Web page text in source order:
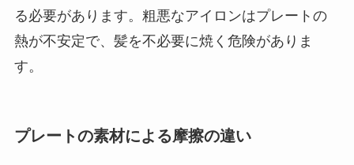
る必要があります。粗悪なアイロンはプレートの
熱が不安定で、髪を不必要に焼く危険がありま
す。
プレートの素材による摩擦の違い